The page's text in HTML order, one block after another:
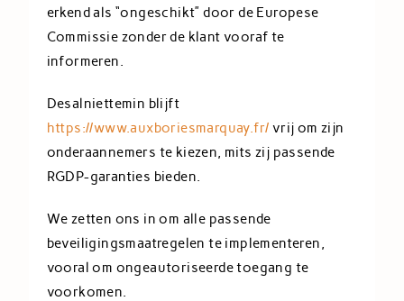
erkend als “ongeschikt” door de Europese
Commissie zonder de klant vooraf te
informeren.
Desalniettemin blijft
https://www.auxboriesmarquay.fr/ vrij om zijn
onderaannemers te kiezen, mits zij passende
RGDP-garanties bieden.
We zetten ons in om alle passende
beveiligingsmaatregelen te implementeren,
vooral om ongeautoriseerde toegang te
voorkomen.